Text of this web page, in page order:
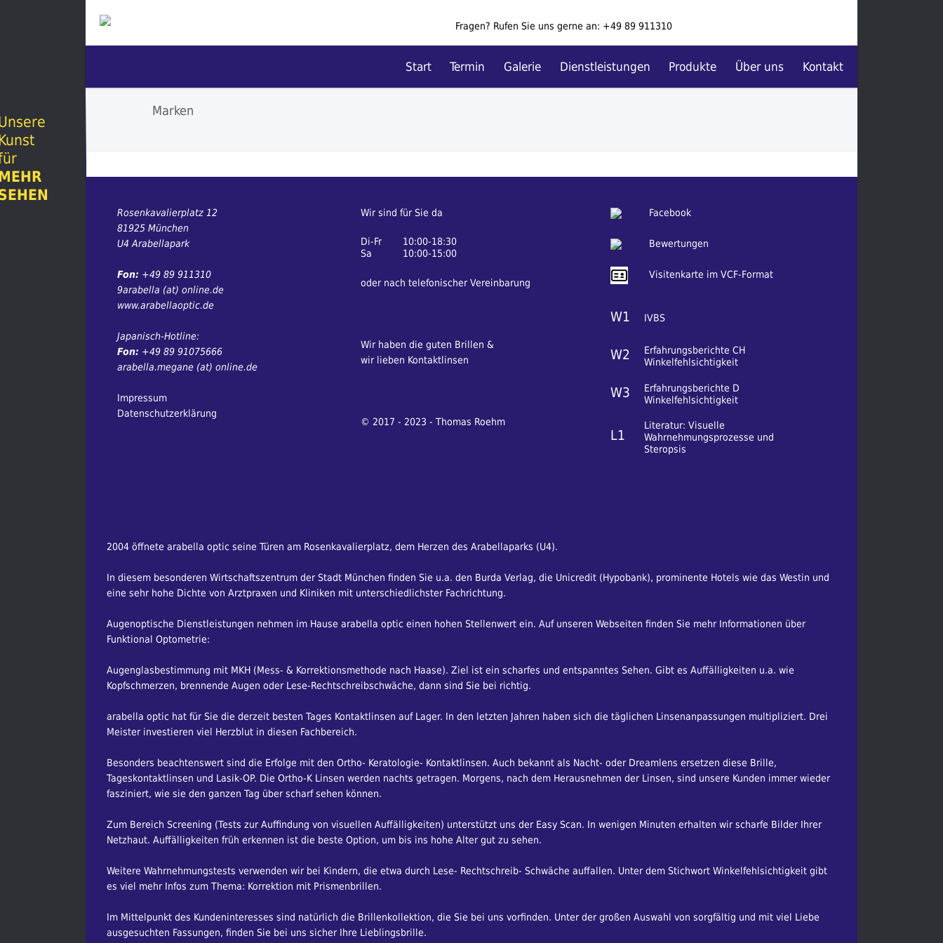
Fragen? Rufen Sie uns gerne an: +49 89 911310
Start Termin Galerie Dienstleistungen Produkte Über uns Kontakt
Marken
Rosenkavalierplatz 12
81925 München
U4 Arabellapark
Fon: +49 89 911310
9arabella (at) online.de
www.arabellaoptic.de
Japanisch-Hotline:
Fon: +49 89 91075666
arabella.megane (at) online.de
Impressum
Datenschutzerklärung
Wir sind für Sie da
Di-Fr
10:00-18:30
Sa
10:00-15:00
oder nach telefonischer Vereinbarung
Wir haben die guten Brillen &
wir lieben Kontaktlinsen
© 2017 - 2023 - Thomas Roehm
Facebook
Bewertungen
Visitenkarte im VCF-Format
W1 IVBS
W2
Erfahrungsberichte CH
Winkelfehlsichtigkeit
W3
Erfahrungsberichte D
Winkelfehlsichtigkeit
L1
Literatur: Visuelle
Wahrnehmungsprozesse und
Steropsis
2004 öffnete arabella optic seine Türen am Rosenkavalierplatz, dem Herzen des Arabellaparks (U4).
In diesem besonderen Wirtschaftszentrum der Stadt München finden Sie u.a. den Burda Verlag, die Unicredit (Hypobank), prominente Hotels wie das Westin und
eine sehr hohe Dichte von Arztpraxen und Kliniken mit unterschiedlichster Fachrichtung.
Augenoptische Dienstleistungen nehmen im Hause arabella optic einen hohen Stellenwert ein. Auf unseren Webseiten finden Sie mehr Informationen über
Funktional Optometrie:
Augenglasbestimmung mit MKH (Mess- & Korrektionsmethode nach Haase). Ziel ist ein scharfes und entspanntes Sehen. Gibt es Auffälligkeiten u.a. wie
Kopfschmerzen, brennende Augen oder Lese-Rechtschreibschwäche, dann sind Sie bei richtig.
arabella optic hat für Sie die derzeit besten Tages Kontaktlinsen auf Lager. In den letzten Jahren haben sich die täglichen Linsenanpassungen multipliziert. Drei
Meister investieren viel Herzblut in diesen Fachbereich.
Besonders beachtenswert sind die Erfolge mit den Ortho- Keratologie- Kontaktlinsen. Auch bekannt als Nacht- oder Dreamlens ersetzen diese Brille,
Tageskontaktlinsen und Lasik-OP. Die Ortho-K Linsen werden nachts getragen. Morgens, nach dem Herausnehmen der Linsen, sind unsere Kunden immer wieder
fasziniert, wie sie den ganzen Tag über scharf sehen können.
Zum Bereich Screening (Tests zur Auffindung von visuellen Auffälligkeiten) unterstützt uns der Easy Scan. In wenigen Minuten erhalten wir scharfe Bilder Ihrer
Netzhaut. Auffälligkeiten früh erkennen ist die beste Option, um bis ins hohe Alter gut zu sehen.
Weitere Wahrnehmungstests verwenden wir bei Kindern, die etwa durch Lese- Rechtschreib- Schwäche auffallen. Unter dem Stichwort Winkelfehlsichtigkeit gibt
es viel mehr Infos zum Thema: Korrektion mit Prismenbrillen.
Im Mittelpunkt des Kundeninteresses sind natürlich die Brillenkollektion, die Sie bei uns vorfinden. Unter der großen Auswahl von sorgfältig und mit viel Liebe
ausgesuchten Fassungen, finden Sie bei uns sicher Ihre Lieblingsbrille.